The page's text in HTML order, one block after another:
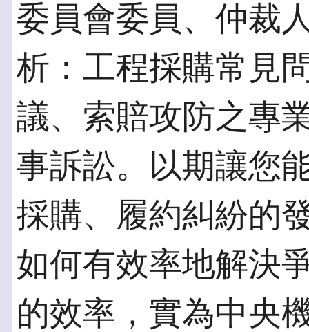
委員會委員、仲裁
析：工程採購常見
議、索賠攻防之專
事訴訟。以期讓您
採購、履約糾紛的
如何有效率地解決
的效率，實為中央